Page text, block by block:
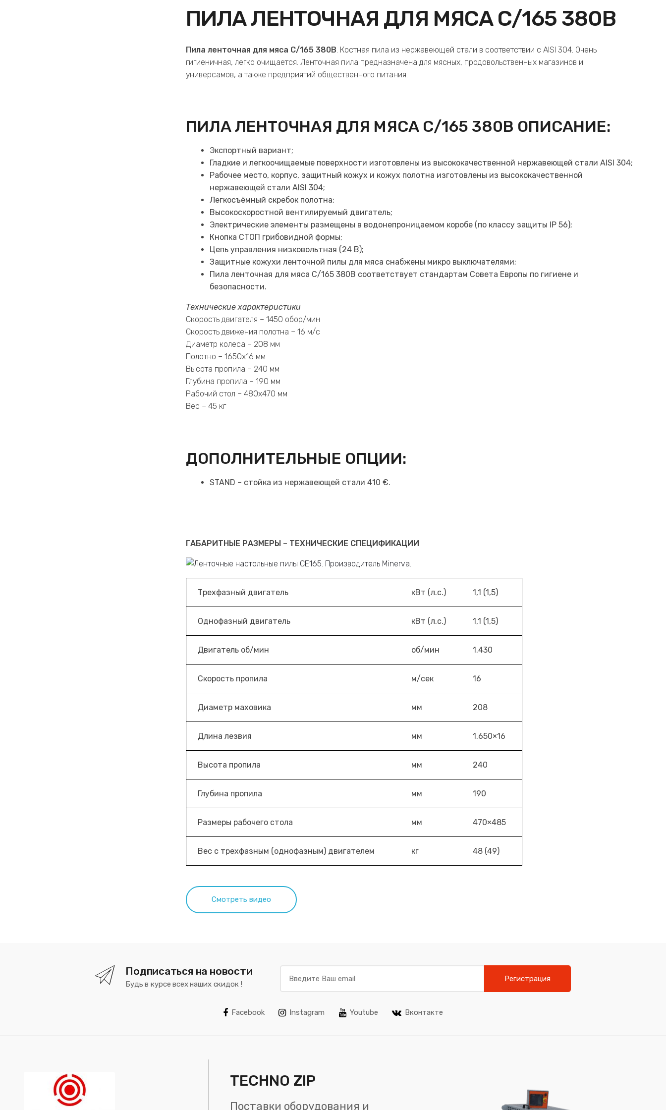
ПИЛА ЛЕНТОЧНАЯ ДЛЯ МЯСА C/165 380В
Пила ленточная для мяса C/165 380В. Костная пила из нержавеющей стали в соответствии с AISI 304. Очень
гигиеничная, легко очищается. Ленточная пила предназначена для мясных, продовольственных магазинов и
универсамов, а также предприятий общественного питания.
ПИЛА ЛЕНТОЧНАЯ ДЛЯ МЯСА C/165 380В ОПИСАНИЕ:
Экспортный вариант;
Гладкие и легкоочищаемые поверхности изготовлены из высококачественной нержавеющей стали AISI 304;
Рабочее место, корпус, защитный кожух и кожух полотна изготовлены из высококачественной
нержавеющей стали AISI 304;
Легкосъёмный скребок полотна;
Высокоскоростной вентилируемый двигатель;
Электрические элементы размещены в водонепроницаемом коробе (по классу защиты IP 56);
Кнопка СТОП грибовидной формы;
Цепь управления низковольтная (24 В);
Защитные кожухи ленточной пилы для мяса снабжены микро выключателями;
Пила ленточная для мяса C/165 380В соответствует стандартам Совета Европы по гигиене и
безопасности.
Технические характеристики
Скорость двигателя – 1450 обор/мин
Скорость движения полотна – 16 м/с
Диаметр колеса – 208 мм
Полотно – 1650х16 мм
Высота пропила – 240 мм
Глубина пропила – 190 мм
Рабочий стол – 480х470 мм
Вес – 45 кг
ДОПОЛНИТЕЛЬНЫЕ ОПЦИИ:
STAND – стойка из нержавеющей стали 410 €.
ГАБАРИТНЫЕ РАЗМЕРЫ – ТЕХНИЧЕСКИЕ СПЕЦИФИКАЦИИ
Трехфазный двигатель кВт (л.с.) 1,1 (1,5)
Однофазный двигатель кВт (л.с.) 1,1 (1,5)
Двигатель об/мин об/мин 1.430
Скорость пропила м/сек 16
Диаметр маховика мм 208
Длина лезвия мм 1.650×16
Высота пропила мм 240
Глубина пропила мм 190
Размеры рабочего стола мм 470×485
Вес с трехфазным (однофазным) двигателем кг 48 (49)
Подписаться на новости
Будь в курсе всех наших скидок !
Регистрация
Facebook Instagram Youtube Вконтакте
TECHNO ZIP
Поставки оборудования и